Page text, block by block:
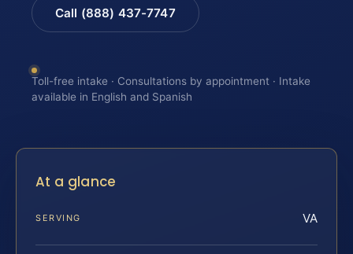
Call (888) 437-7747
Toll-free intake · Consultations by appointment · Intake
available in English and Spanish
At a glance
SERVING VA